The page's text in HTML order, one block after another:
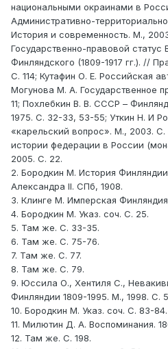
национальными окраинами в
Административно-
История и современность. М.,
Государственно-правовой статус
Финляндского (1809-1917 гг.). //
С. 114; Кутафин О. Е. Российская
Могунова М. А. Государственное
11; Похлебкин В. В. СССР –
1975. С. 32-33, 53-55; Уткин Н. И
«карельский вопрос». М., 2003.
истории федерации в России
2005. С. 22.
2. Бородкин М. История
Александра II. СПб, 1908.
3. Клинге М. Имперская
4. Бородкин М. Указ. соч. С. 25.
5. Там же. С. 33-35.
6. Там же. С. 75-76.
7. Там же. С. 77.
8. Там же. С. 79.
9. Юссила О., Хентиля С.,
Финляндии 1809-1995. М., 1998. С.
10. Бородкин М. Указ. соч. С. 83-84.
11. Милютин Д. А. Воспоминания.
12. Там же. С. 198.